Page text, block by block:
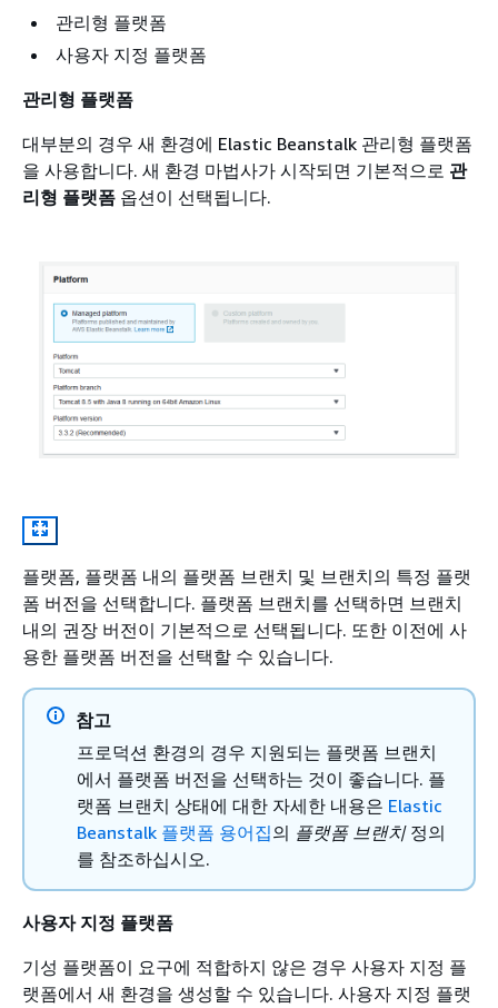
관리형 플랫폼
사용자 지정 플랫폼
관리형 플랫폼
대부분의 경우 새 환경에 Elastic Beanstalk 관리형 플랫폼
을 사용합니다. 새 환경 마법사가 시작되면 기본적으로 관
리형 플랫폼 옵션이 선택됩니다.
플랫폼, 플랫폼 내의 플랫폼 브랜치 및 브랜치의 특정 플랫
폼 버전을 선택합니다. 플랫폼 브랜치를 선택하면 브랜치
내의 권장 버전이 기본적으로 선택됩니다. 또한 이전에 사
용한 플랫폼 버전을 선택할 수 있습니다.
참고
프로덕션 환경의 경우 지원되는 플랫폼 브랜치
에서 플랫폼 버전을 선택하는 것이 좋습니다. 플
랫폼 브랜치 상태에 대한 자세한 내용은 Elastic
Beanstalk 플랫폼 용어집의 플랫폼 브랜치정의
를 참조하십시오.
사용자 지정 플랫폼
기성 플랫폼이 요구에 적합하지 않은 경우 사용자 지정 플
랫폼에서 새 환경을 생성할 수 있습니다. 사용자 지정 플랫